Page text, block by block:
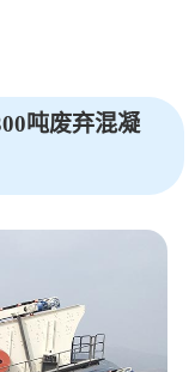
吨废弃混凝